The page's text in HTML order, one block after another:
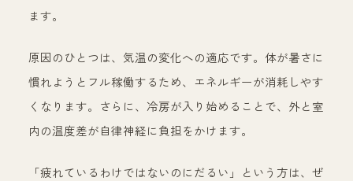
ます。
原因のひとつは、気温の変化への適応です。体が暑さに
慣れようとフル稼働するため、エネルギーが消耗しやす
くなります。さらに、冷房が入り始めることで、外と室
内の温度差が自律神経に負担をかけます。
「疲れているわけではないのにだるい」という方は、ぜ